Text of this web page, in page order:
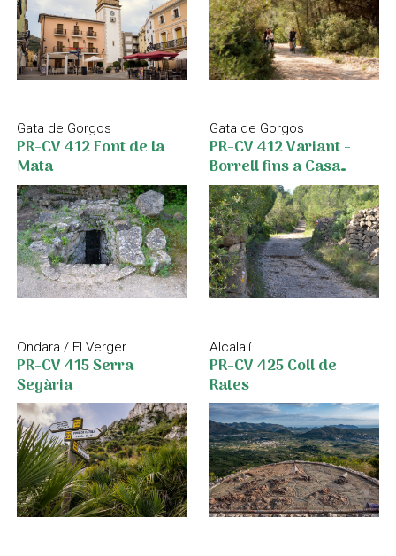
Gata de Gorgos
PR-CV 412 Font de la
Mata
Gata de Gorgos
PR-CV 412 Variant -
Borrell fins a Casa
Xaparrundos
Ondara / El Verger
PR-CV 415 Serra
Segària
Alcalalí
PR-CV 425 Coll de
Rates